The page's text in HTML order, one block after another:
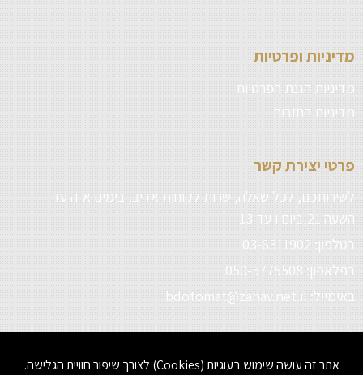
מדיניות ופרטיות
מדיניות הגנת הפרטיות
מדיניות החזרות
פרטי יצירת קשר
לשירותכם, לכל שאלה, שרות לקוחות אדיב, בימים א-ה עד
השעה 21,ביום ו עד 13
בטלפון: 03-6311902
בפלאפון: 050-5775508
באימייל: bdotomat@zahav.net.il